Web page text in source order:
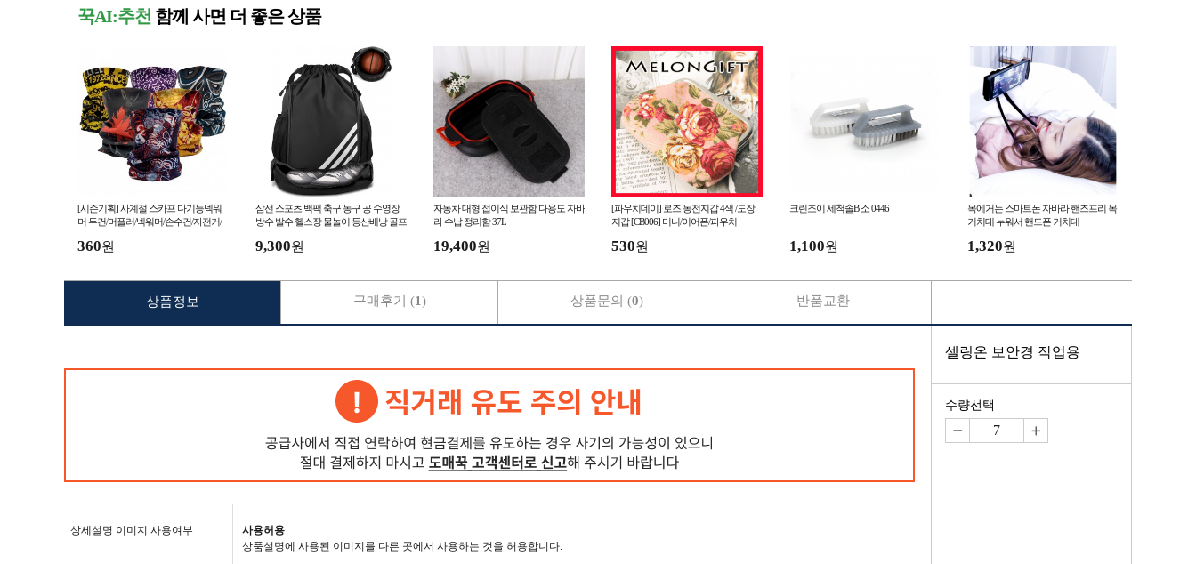
꾹AI:추천 함께 사면 더 좋은 상품
[시즌기획] 사계절 스카프 다기능넥워
머 두건/머플러/넥워머/손수건/자전거/
360원
삼선 스포츠 백팩 축구 농구 공 수영장
방수 발수 헬스장 물놀이 등산배낭 골프
9,300원
자동차 대형 접이식 보관함 다용도 자바
라 수납 정리함 37L
19,400원
[파우치데이] 로즈 동전지갑 4색 /도장
지갑 [CB006] 미니/이어폰/파우치
530원
크린조이 세척솔B 소 0446
1,100원
목에거는 스마트폰 자바라 핸즈프리 목
거치대 누워서 핸드폰 거치대
1,320원
상세설명 이미지 사용여부
사용허용
상품설명에 사용된 이미지를 다른 곳에서 사용하는 것을 허용합니다.
상품정보 구매후기 (1) 상품문의 (0) 반품교환
셀링온 보안경 작업용
수량선택